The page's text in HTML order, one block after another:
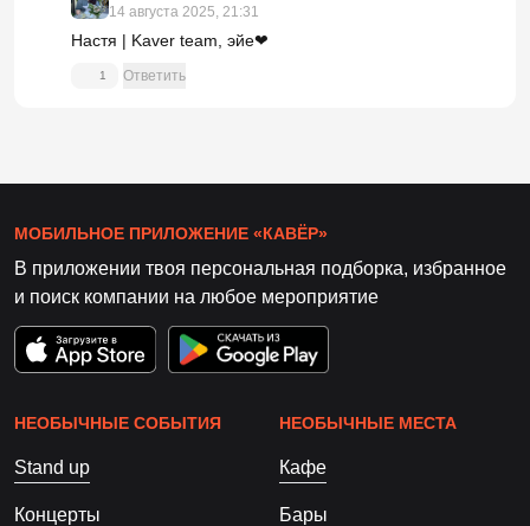
14 августа 2025, 21:31
Настя | Kaver team, эйе❤
1 Ответить
МОБИЛЬНОЕ ПРИЛОЖЕНИЕ «КАВЁР»
В приложении твоя персональная подборка, избранное
и поиск компании на любое мероприятие
НЕОБЫЧНЫЕ СОБЫТИЯ
Stand up
Концерты
НЕОБЫЧНЫЕ МЕСТА
Кафе
Бары